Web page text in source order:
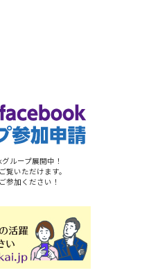
ループ展開中！
覧いただけます。
参加ください！